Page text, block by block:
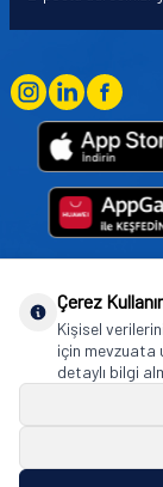
Goodyear (and
Tire & Rubber
Istanbul/
Çerez
Kişisel
için mevzuata
detaylı bilgi